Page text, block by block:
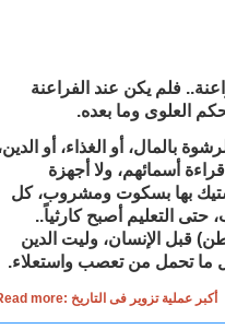
فلم يكن عند الفراعنة
بالمال، أو الغذاء، أو
أسمائهم، ولا أجهزة
500 جنيه، ولا بشنط بلاستيك بها بسكوت ومشروب، كل
الوعى، وتجهيل 40٪ من الشعب، حتى التعليم أصبح كارثياً..
قبل الإنسان، وليت الدين
ما تحمل من تعصب واستعلاء.
Read more: أكبر عملية تزوير فى التاريخ